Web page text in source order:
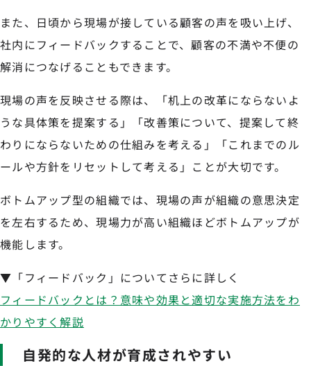
また、日頃から現場が接している顧客の声を吸い上げ、
社内にフィードバックすることで、顧客の不満や不便の
解消につなげることもできます。
現場の声を反映させる際は、「机上の改革にならないよ
うな具体策を提案する」「改善策について、提案して終
わりにならないための仕組みを考える」「これまでのル
ールや方針をリセットして考える」ことが大切です。
ボトムアップ型の組織では、現場の声が組織の意思決定
を左右するため、現場力が高い組織ほどボトムアップが
機能します。
▼「フィードバック」についてさらに詳しく
フィードバックとは？意味や効果と適切な実施方法をわ
かりやすく解説
自発的な人材が育成されやすい